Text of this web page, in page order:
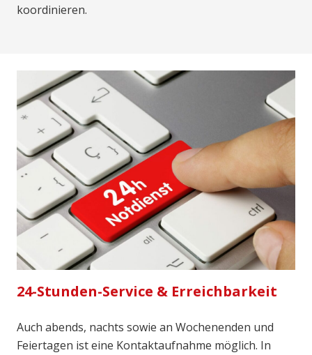
koordinieren.
24-Stunden-Service & Erreichbarkeit
Auch abends, nachts sowie an Wochenenden und
Feiertagen ist eine Kontaktaufnahme möglich. In